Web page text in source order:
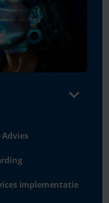
implementatie